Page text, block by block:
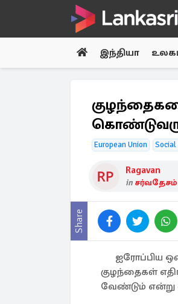
இந்தியா
European Union Social
Ragavan
in சர்வதேசம்
Share
ஐரோப்பிய
குழந்தைகள்
வேண்டும் என்று